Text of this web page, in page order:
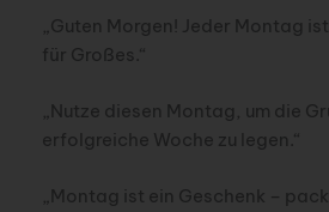
„Guten Morgen! Jeder Montag
für Großes.“
„Nutze diesen Montag, um die
erfolgreiche Woche zu legen.“
„Montag ist ein Geschenk –